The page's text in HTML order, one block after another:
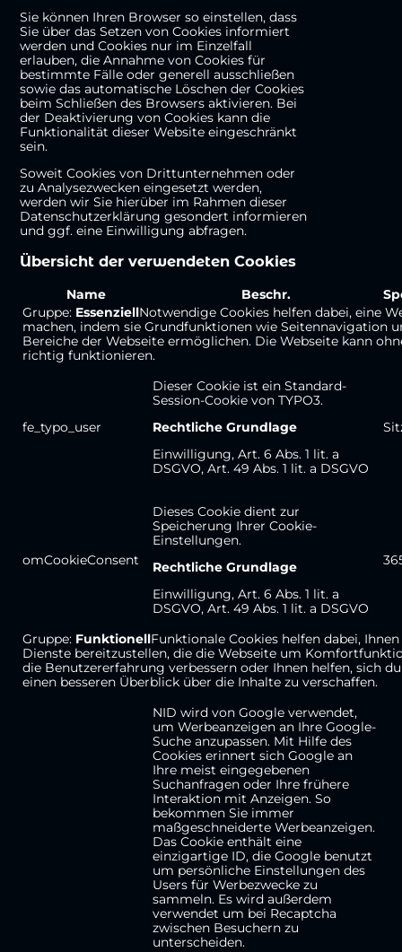
Sie können Ihren Browser so einstellen, dass
Sie über das Setzen von Cookies informiert
werden und Cookies nur im Einzelfall
erlauben, die Annahme von Cookies für
bestimmte Fälle oder generell ausschließen
sowie das automatische Löschen der Cookies
beim Schließen des Browsers aktivieren. Bei
der Deaktivierung von Cookies kann die
Funktionalität dieser Website eingeschränkt
sein.
Soweit Cookies von Drittunternehmen oder
zu Analysezwecken eingesetzt werden,
werden wir Sie hierüber im Rahmen dieser
Datenschutzerklärung gesondert informieren
und ggf. eine Einwilligung abfragen.
Übersicht der verwendeten Cookies
Name Beschr.
Gruppe: EssenziellNotwendige Cookies helfen dabei, eine
machen, indem sie Grundfunktionen wie Seitennavigation
Bereiche der Webseite ermöglichen. Die Webseite kann
richtig funktionieren.
fe_typo_user
Dieser Cookie ist ein Standard-
Session-Cookie von TYPO3.
Rechtliche Grundlage
Einwilligung, Art. 6 Abs. 1 lit. a
DSGVO, Art. 49 Abs. 1 lit. a DSGVO
omCookieConsent
Dieses Cookie dient zur
Speicherung Ihrer Cookie-
Einstellungen.
Rechtliche Grundlage
Einwilligung, Art. 6 Abs. 1 lit. a
DSGVO, Art. 49 Abs. 1 lit. a DSGVO
Gruppe: FunktionellFunktionale Cookies helfen dabei,
Dienste bereitzustellen, die die Webseite um
die Benutzererfahrung verbessern oder Ihnen helfen, sich
einen besseren Überblick über die Inhalte zu verschaffen.
NID wird von Google verwendet,
um Werbeanzeigen an Ihre Google-
Suche anzupassen. Mit Hilfe des
Cookies erinnert sich Google an
Ihre meist eingegebenen
Suchanfragen oder Ihre frühere
Interaktion mit Anzeigen. So
bekommen Sie immer
maßgeschneiderte Werbeanzeigen.
Das Cookie enthält eine
einzigartige ID, die Google benutzt
um persönliche Einstellungen des
Users für Werbezwecke zu
sammeln. Es wird außerdem
verwendet um bei Recaptcha
zwischen Besuchern zu
unterscheiden.